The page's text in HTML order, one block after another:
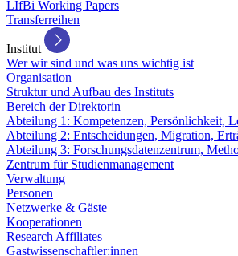
LIfBi Working Papers
Transferreihen
Institut
Wer wir sind und was uns wichtig ist
Organisation
Struktur und Aufbau des Instituts
Bereich der Direktorin
Abteilung 1: Kompetenzen, Persönlichkeit,
Abteilung 2: Entscheidungen, Migration,
Abteilung 3: Forschungsdatenzentrum,
Zentrum für Studienmanagement
Verwaltung
Personen
Netzwerke & Gäste
Kooperationen
Research Affiliates
Gastwissenschaftler:innen